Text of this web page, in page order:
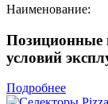
Наименование:
Позиционные
условий
Подробнее